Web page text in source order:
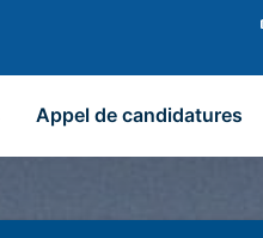
Appel de candidatures